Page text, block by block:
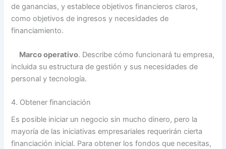
de ganancias, y establece objetivos financieros claros,
como objetivos de ingresos y necesidades de
financiamiento.
Marco operativo. Describe cómo funcionará tu empresa,
incluida su estructura de gestión y sus necesidades de
personal y tecnología.
4. Obtener financiación
Es posible iniciar un negocio sin mucho dinero, pero la
mayoría de las iniciativas empresariales requerirán cierta
financiación inicial. Para obtener los fondos que necesitas,